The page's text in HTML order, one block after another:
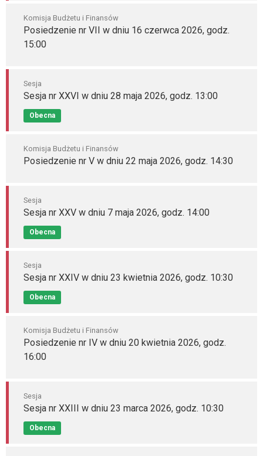
Komisja Budżetu i Finansów
Posiedzenie nr VII w dniu 16 czerwca 2026, godz.
15:00
Sesja
Sesja nr XXVI w dniu 28 maja 2026, godz. 13:00
Obecna
Komisja Budżetu i Finansów
Posiedzenie nr V w dniu 22 maja 2026, godz. 14:30
Sesja
Sesja nr XXV w dniu 7 maja 2026, godz. 14:00
Obecna
Sesja
Sesja nr XXIV w dniu 23 kwietnia 2026, godz. 10:30
Obecna
Komisja Budżetu i Finansów
Posiedzenie nr IV w dniu 20 kwietnia 2026, godz.
16:00
Sesja
Sesja nr XXIII w dniu 23 marca 2026, godz. 10:30
Obecna